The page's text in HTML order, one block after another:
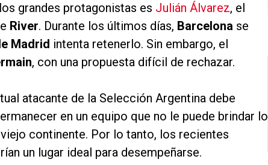
grandes protagonistas es Julián Álvarez, el
River. Durante los últimos días, Barcelona se
Madrid intenta retenerlo. Sin embargo, el
, con una propuesta difícil de rechazar.
atacante de la Selección Argentina debe
en un equipo que no le puede brindar lo
continente. Por lo tanto, los recientes
un lugar ideal para desempeñarse.